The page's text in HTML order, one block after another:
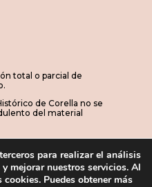
total o parcial de
de Corella no se
del material
de Patrimonio
para realizar el análisis
mejorar nuestros servicios. Al
Puedes obtener más